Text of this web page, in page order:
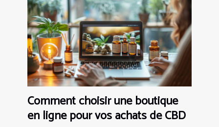
Comment choisir une boutique
en ligne pour vos achats de CBD